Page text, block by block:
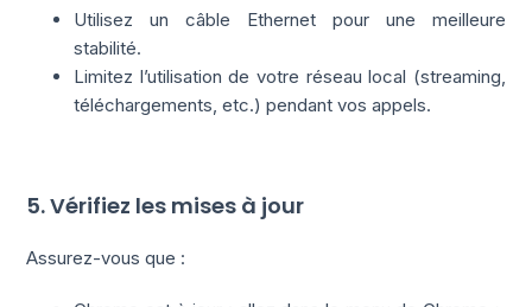
Utilisez un câble Ethernet pour une meilleure
stabilité.
Limitez l’utilisation de votre réseau local (streaming,
téléchargements, etc.) pendant vos appels.
5. Vérifiez les mises à jour
Assurez-vous que :